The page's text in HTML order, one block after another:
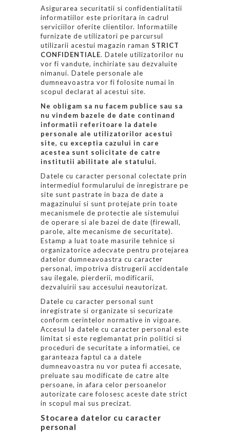
Asigurarea securitatii si confidentialitatii
informatiilor este prioritara in cadrul
serviciilor oferite clientilor. Informatiile
furnizate de utilizatori pe parcursul
utilizarii acestui magazin raman STRICT
CONFIDENTIALE. Datele utilizatorilor nu
vor fi vandute, inchiriate sau dezvaluite
nimanui. Datele personale ale
dumneavoastra vor fi folosite numai în
scopul declarat al acestui site.
Ne obligam sa nu facem publice sau sa
nu vindem bazele de date continand
informatii referitoare la datele
personale ale utilizatorilor acestui
site, cu exceptia cazului in care
acestea sunt solicitate de catre
institutii abilitate ale statului.
Datele cu caracter personal colectate prin
intermediul formularului de inregistrare pe
site sunt pastrate in baza de date a
magazinului si sunt protejate prin toate
mecanismele de protectie ale sistemului
de operare si ale bazei de date (firewall,
parole, alte mecanisme de securitate).
Estamp a luat toate masurile tehnice si
organizatorice adecvate pentru protejarea
datelor dumneavoastra cu caracter
personal, impotriva distrugerii accidentale
sau ilegale, pierderii, modificarii,
dezvaluirii sau accesului neautorizat.
Datele cu caracter personal sunt
inregistrate si organizate si securizate
conform cerintelor normative in vigoare.
Accesul la datele cu caracter personal este
limitat si este reglemantat prin politici si
proceduri de securitate a informatiei, ce
garanteaza faptul ca a datele
dumneavoastra nu vor putea fi accesate,
preluate sau modificate de catre alte
persoane, in afara celor persoanelor
autorizate care folosesc aceste date strict
in scopul mai sus precizat.
Stocarea datelor cu caracter
personal